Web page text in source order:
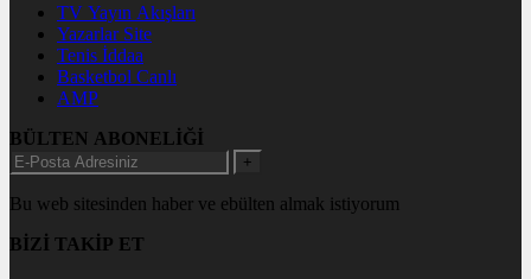
TV Yayın Akışları
Yazarlar Site
Tenis İddaa
Basketbol Canlı
AMP
BÜLTEN ABONELİĞİ
+
Bu web sitesinden haber ve ebülten almak istiyorum
BİZİ TAKİP ET